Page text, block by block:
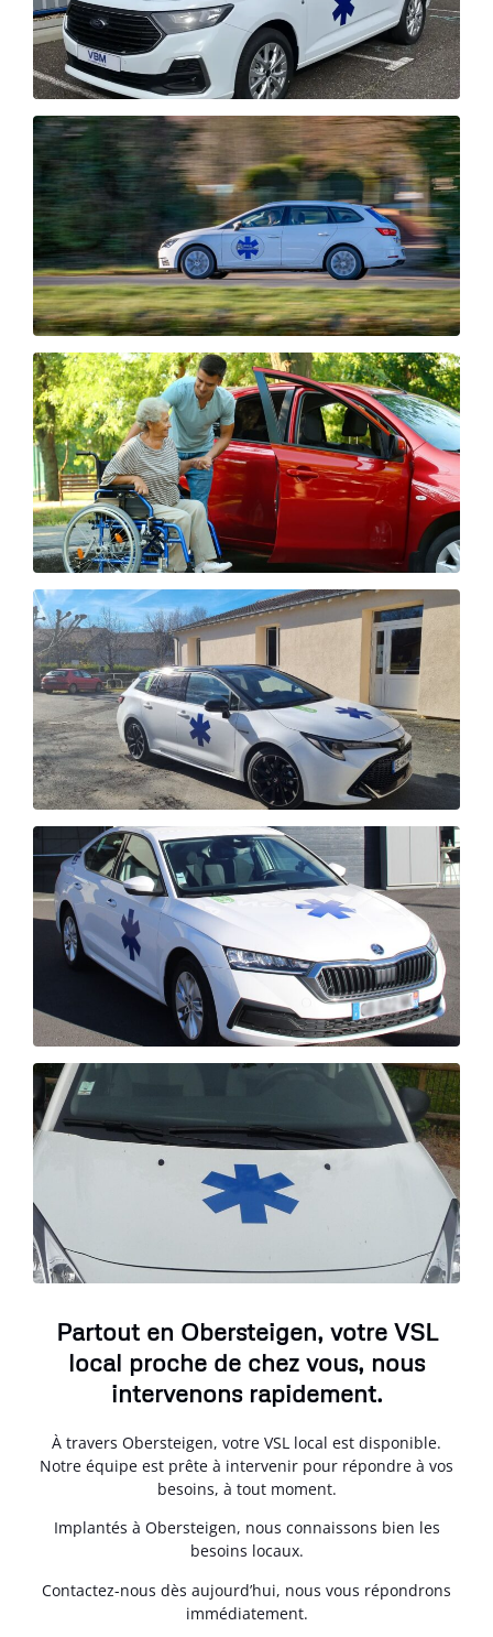
Partout en Obersteigen, votre VSL
local proche de chez vous, nous
intervenons rapidement.
À travers Obersteigen, votre VSL local est disponible.
Notre équipe est prête à intervenir pour répondre à vos
besoins, à tout moment.
Implantés à Obersteigen, nous connaissons bien les
besoins locaux.
Contactez-nous dès aujourd’hui, nous vous répondrons
immédiatement.